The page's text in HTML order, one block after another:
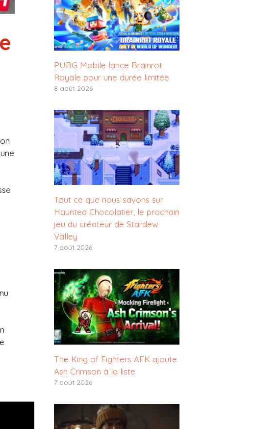
PUBG Mobile lance Brainrot
Royale pour une durée limitée
8 août 2026
Tout ce que nous savons sur
Haunted Chocolatier, le prochain
jeu du créateur de Stardew
Valley
7 août 2026
The King of Fighters AFK ajoute
Ash Crimson à la liste
7 août 2026